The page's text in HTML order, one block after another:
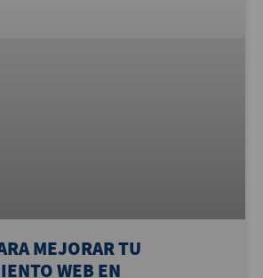
MEJORAR TU
WEB EN